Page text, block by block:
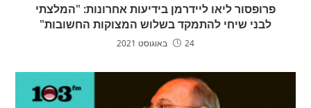
פרופסור ליאו ליידרמן בידיעות אחרונות: "המלצתי
לבני שיחי להתמקד בשלוש המצוקות החשובות"
24 באוגוסט 2021